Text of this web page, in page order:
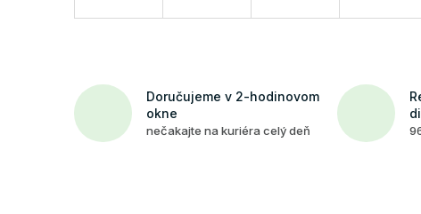
Doručujeme v 2-hodinovom
okne
nečakajte na kuriéra celý deň